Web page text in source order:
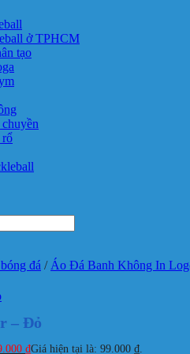
ở TPHCM
tạo
rổ
đá / Áo Đá Banh Không In
– Đỏ
₫Giá hiện tại là: 99.000 ₫.